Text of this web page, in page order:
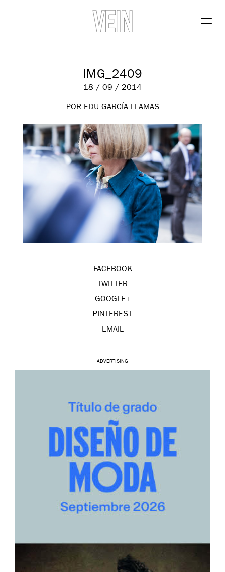
IMG_2409
18 / 09 / 2014
POR EDU GARCÍA LLAMAS
FACEBOOK
TWITTER
GOOGLE+
PINTEREST
EMAIL
ADVERTISING